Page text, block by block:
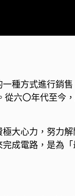
種方式進行銷售
從六〇年代至今
極大心力，努力
成電路，是為「